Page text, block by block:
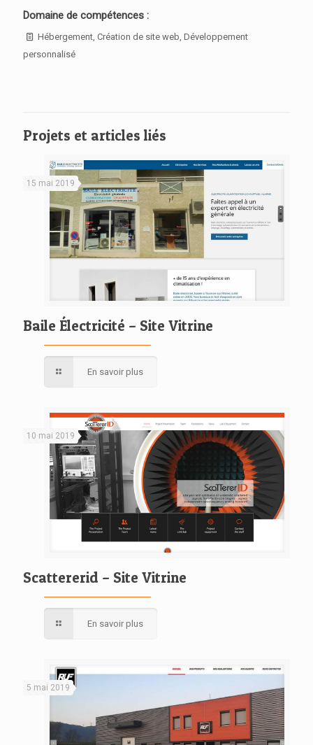
Domaine de compétences :
Hébergement, Création de site web, Développement
personnalisé
Projets et articles liés
15 mai 2019
Baile Électricité – Site Vitrine
En savoir plus
10 mai 2019
Scattererid – Site Vitrine
En savoir plus
5 mai 2019